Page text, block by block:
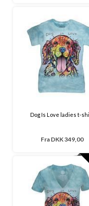
Dog Is Love ladies t-
Fra DKK 349,00